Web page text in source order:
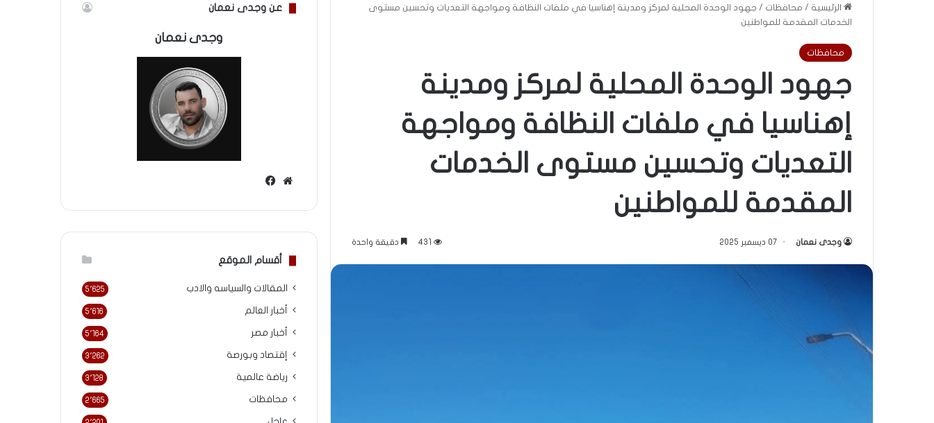
الرئيسية / محافظات / جهود الوحدة المحلية لمركز ومدينة إهناسيا في ملفات النظافة ومواجهة التعديات وتحسين مستوى
الخدمات المقدمة للمواطنين
محافظات
جهود الوحدة المحلية لمركز ومدينة
إهناسيا في ملفات النظافة ومواجهة
التعديات وتحسين مستوى الخدمات
المقدمة للمواطنين
وجدى نعمان 07 ديسمبر 2025 431 دقيقة واحدة
عن وجدى نعمان
وجدى نعمان
موقع
أقسام الموقع
المقالات والسياسه والادب 5٬625
أخبار العالم 5٬616
أخبار مصر 5٬164
إقتصاد وبورصة 3٬262
رياضة عالمية 3٬128
محافظات 2٬665